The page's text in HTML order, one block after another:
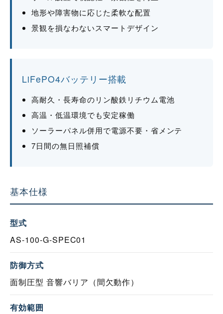
地形や障害物に応じた柔軟な配置
景観を損なわないスマートデザイン
LiFePO4バッテリー搭載
高耐久・長寿命のリン酸鉄リチウム電池
高温・低温環境でも安定稼働
ソーラーパネル併用で電源不要・省メンテ
7日間の無日照補償
基本仕様
型式
AS-100-G-SPEC01
防御方式
面制圧型 音響バリア（間欠動作）
有効範囲